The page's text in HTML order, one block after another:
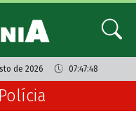
de 2026 07:47:48